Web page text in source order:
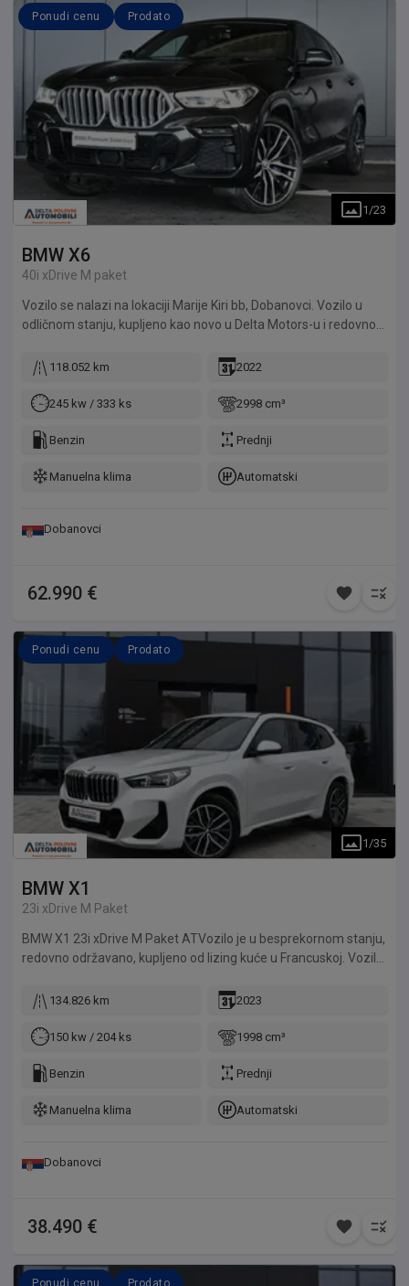
Ponudi cenu Prodato
1 /23
BMW X6
40i xDrive M paket
Vozilo se nalazi na lokaciji Marije Kiri bb, Dobanovci. Vozilo u
odličnom stanju, kupljeno kao novo u Delta Motors-u i redovno
118.052 km 2022
245 kw / 333 ks 2998 cm³
Benzin Prednji
Manuelna klima Automatski
Dobanovci
62.990 €
Ponudi cenu Prodato
1 /35
BMW X1
23i xDrive M Paket
BMW X1 23i xDrive M Paket ATVozilo je u besprekornom stanju,
redovno održavano, kupljeno od lizing kuće u Francuskoj. Vozilo
Automoto daje garanciju na motor 12 meseci ili 10.000km.
lizinga.
134.826 km 2023
150 kw / 204 ks 1998 cm³
Benzin Prednji
Manuelna klima Automatski
Dobanovci
38.490 €